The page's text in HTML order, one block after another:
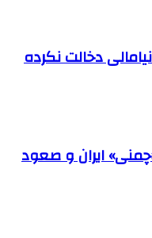
دخالت نکرده
ایران و صعود